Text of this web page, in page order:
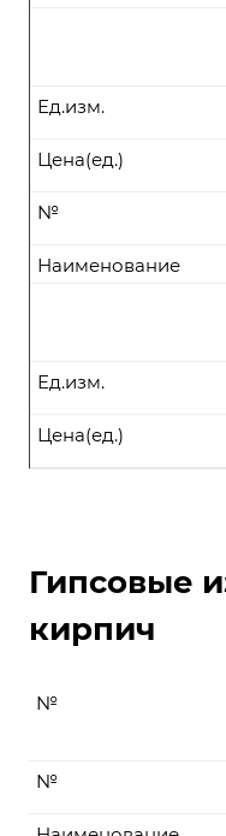
Ед.изм.
Цена(ед.)
№
Наименование
Ед.изм.
Цена(ед.)
Гипсовые
кирпич
№
№